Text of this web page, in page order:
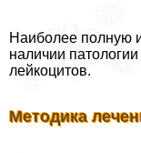
Наиболее полную
наличии
лейкоцитов.
Методика